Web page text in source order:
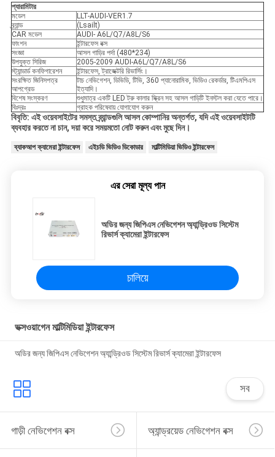
প্যারামিটার
মডেল
LLT-AUDI-VER1.7
ব্র্যান্ড
(Lsailt)
CAR মডেল
AUDI- A6L/Q7/A8L/S6
ফাংশন
ইন্টারফেস বক্স
সংজ্ঞা
আসল গাড়ির পর্দা (480*234)
উপযুক্ত সিরিজ
2005-2009 AUDI-A6L/Q7/A8L/S6
স্ট্যান্ডার্ড কনফিগারেশন
ইন্টারফেস, ট্রাজেক্টরি রিভার্সিং।
সংরক্ষিত জিনিসপত্র
আপগ্রেড
টাচ নেভিগেশন, ডিভিডি, টিভি, 360 প্যানোরামিক, ভিডিও রেকর্ডার, টিএমপিএস
ইত্যাদি।
বিশেষ সংস্করণ
শুধুমাত্র একটি LED ট্রু কালার স্ক্রিন সহ আসল গাড়িটি ইনস্টল করা যেতে পারে।
বিঃদ্রঃ
গ্রাহক পরিষেবায় যোগাযোগ করুন
বিবৃতি: এই ওয়েবসাইটের সমস্ত ব্র্যান্ডগুলি আসল কোম্পানির অন্তর্গত, যদি এই ওয়েবসাইটটি
ব্যবহার করতে না চান, দয়া করে সময়মতো নোট করুন এবং মুছে দিন।
ব্যাকআপ ক্যামেরা ইন্টারফেস এইচডি ভিডিও ডিকোডার মাল্টিমিডিয়া ভিডিও ইন্টারফেস
এর সেরা মূল্য পান
অডির জন্য জিপিএস নেভিগেশন অ্যান্ড্রিওড সিস্টেম
রিভার্স ক্যামেরা ইন্টারফেস
চালিয়ে
ভক্সওয়াগেন মাল্টিমিডিয়া ইন্টারফেস
অডির জন্য জিপিএস নেভিগেশন অ্যান্ড্রিওড সিস্টেম রিভার্স ক্যামেরা ইন্টারফেস
সব
গাড়ী নেভিগেশন বক্স অ্যান্ড্রয়েড নেভিগেশন বক্স